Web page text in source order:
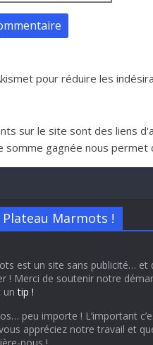
pour réduire les
sur le site sont des liens
somme gagnée nous
Plateau Marmots !
est un site sans publicité… et
! Merci de soutenir notre
untip !
peu importe ! L’important
appréciez notre travail et
nous !